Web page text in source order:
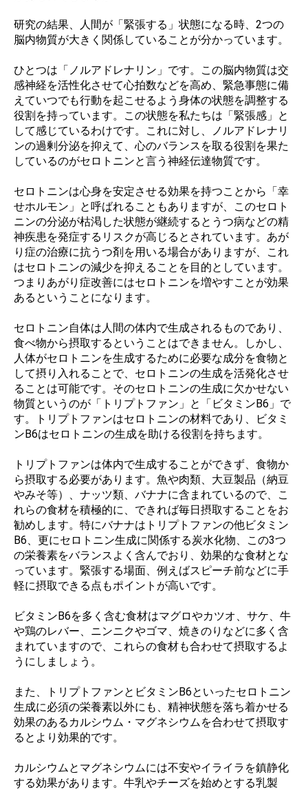
研究の結果、人間が「緊張する」状態になる時、2つの
脳内物質が大きく関係していることが分かっています。
ひとつは「ノルアドレナリン」です。この脳内物質は交
感神経を活性化させて心拍数などを高め、緊急事態に備
えていつでも行動を起こせるよう身体の状態を調整する
役割を持っています。この状態を私たちは「緊張感」と
して感じているわけです。これに対し、ノルアドレナリ
ンの過剰分泌を抑えて、心のバランスを取る役割を果た
しているのがセロトニンと言う神経伝達物質です。
セロトニンは心身を安定させる効果を持つことから「幸
せホルモン」と呼ばれることもありますが、このセロト
ニンの分泌が枯渇した状態が継続するとうつ病などの精
神疾患を発症するリスクが高じるとされています。あが
り症の治療に抗うつ剤を用いる場合がありますが、これ
はセロトニンの減少を抑えることを目的としています。
つまりあがり症改善にはセロトニンを増やすことが効果
あるということになります。
セロトニン自体は人間の体内で生成されるものであり、
食べ物から摂取するということはできません。しかし、
人体がセロトニンを生成するために必要な成分を食物と
して摂り入れることで、セロトニンの生成を活発化させ
ることは可能です。そのセロトニンの生成に欠かせない
物質というのが「トリプトファン」と「ビタミンB6」で
す。トリプトファンはセロトニンの材料であり、ビタミ
ンB6はセロトニンの生成を助ける役割を持ちます。
トリプトファンは体内で生成することができず、食物か
ら摂取する必要があります。魚や肉類、大豆製品（納豆
やみそ等）、ナッツ類、バナナに含まれているので、こ
れらの食材を積極的に、できれば毎日摂取することをお
勧めします。特にバナナはトリプトファンの他ビタミン
B6、更にセロトニン生成に関係する炭水化物、この3つ
の栄養素をバランスよく含んでおり、効果的な食材とな
っています。緊張する場面、例えばスピーチ前などに手
軽に摂取できる点もポイントが高いです。
ビタミンB6を多く含む食材はマグロやカツオ、サケ、牛
や鶏のレバー、ニンニクやゴマ、焼きのりなどに多く含
まれていますので、これらの食材も合わせて摂取するよ
うにしましょう。
また、トリプトファンとビタミンB6といったセロトニン
生成に必須の栄養素以外にも、精神状態を落ち着かせる
効果のあるカルシウム・マグネシウムを合わせて摂取す
るとより効果的です。
カルシウムとマグネシウムには不安やイライラを鎮静化
する効果があります。牛乳やチーズを始めとする乳製